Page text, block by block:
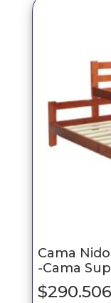
Cama
-Cama
$290.506